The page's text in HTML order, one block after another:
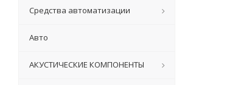
Средства автоматизации
Авто
АКУСТИЧЕСКИЕ КОМПОНЕНТЫ